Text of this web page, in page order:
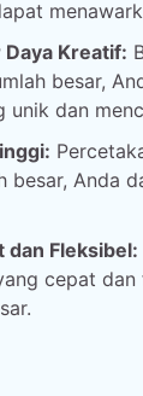
Kreatif:
besar,
unik dan
besar, Anda
dan Fleksibel:
cepat